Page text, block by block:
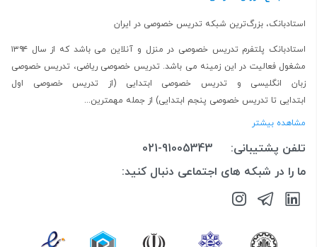
استادبانک، بزرگ‌ترین شبکه تدریس خصوصی در ایران
استادبانک پلتفرم تدریس خصوصی در منزل و آنلاین
می باشد که از سال ۱۳۹۴
مشغول فعالیت در این زمینه می باشد.تدریس خصوصی ریاضی، تدریس خصوصی
زبان انگلیسی و تدریس خصوصی ابتدایی (از
تدریس خصوصی اول
ابتدایی تا تدریس خصوصی پنجم ابتدایی) از جمله مهمترین...
مشاهده بیشتر
تلفن پشتیبانی:
021-91005343
ما را در شبکه های اجتماعی دنبال کنید: